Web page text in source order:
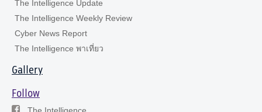
The Intelligence Update
The Intelligence Weekly Review
Cyber News Report
The Intelligence พาเที่ยว
Gallery
Follow